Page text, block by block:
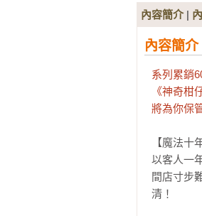
內容簡介|
內容簡介
系列累銷
《神奇柑
將為你保
【魔法十
以客人一
間店寸步
清！